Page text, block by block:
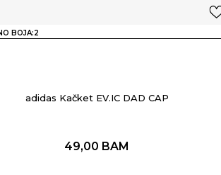
BOJA:2
adidas Kačket EV.IC DAD CAP
49,00 BAM